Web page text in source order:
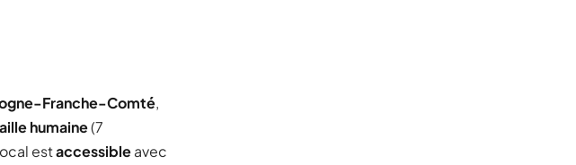
Franche-Comté,
humaine(7
estaccessibleavec